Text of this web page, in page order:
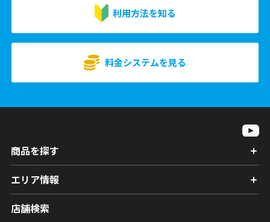
利用方法を知る
料金システムを見る
商品を探す
エリア情報
店舗検索